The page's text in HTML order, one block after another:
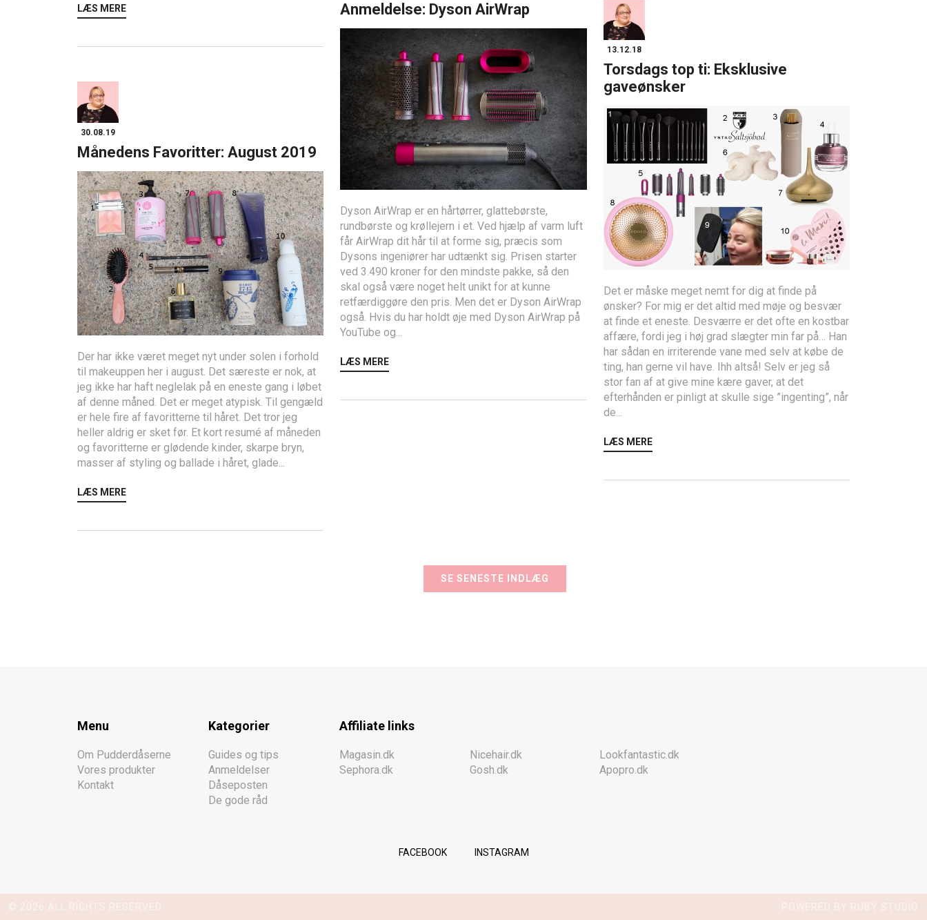
LÆS MERE
30.08.19
Månedens Favoritter: August 2019
Der har ikke været meget nyt under solen i forhold
til makeuppen her i august. Det særeste er nok, at
jeg ikke har haft neglelak på en eneste gang i løbet
af denne måned. Det er meget atypisk. Til gengæld
er hele fire af favoritterne til håret. Det tror jeg
heller aldrig er sket før. Et kort resumé af måneden
og favoritterne er glødende kinder, skarpe bryn,
masser af styling og ballade i håret, glade...
LÆS MERE
Anmeldelse: Dyson AirWrap
Dyson AirWrap er en hårtørrer, glattebørste,
rundbørste og krøllejern i et. Ved hjælp af varm luft
får AirWrap dit hår til at forme sig, præcis som
Dysons ingeniører har udtænkt sig. Prisen starter
ved 3.490 kroner for den mindste pakke, så den
skal også være noget helt unikt for at kunne
retfærdiggøre den pris. Men det er Dyson AirWrap
også. Hvis du har holdt øje med Dyson AirWrap på
YouTube og...
LÆS MERE
13.12.18
Torsdags top ti: Eksklusive
gaveønsker
Det er måske meget nemt for dig at finde på
ønsker? For mig er det altid med møje og besvær
at finde et eneste. Desværre er det ofte en kostbar
affære, fordi jeg i høj grad slægter min far på… Han
har sådan en irriterende vane med selv at købe de
ting, han gerne vil have. Ihh altså! Selv er jeg så
stor fan af at give mine kære gaver, at det
efterhånden er pinligt at skulle sige ”ingenting”, når
de...
LÆS MERE
SE SENESTE INDLÆG
Menu
Om Pudderdåserne
Vores produkter
Kontakt
Kategorier
Guides og tips
Anmeldelser
Dåseposten
De gode råd
Affiliate links
Magasin.dk
Sephora.dk
Nicehair.dk
Gosh.dk
Lookfantastic.dk
Apopro.dk
FACEBOOK INSTAGRAM
© 2026 ALL RIGHTS RESERVED POWERED BY RUBY STUDIO